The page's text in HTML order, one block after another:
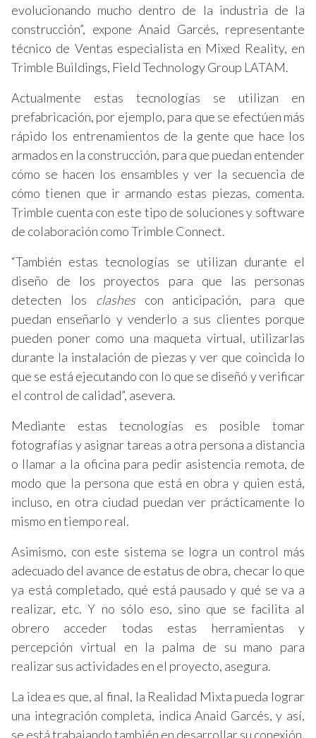
evolucionando mucho dentro de la industria de la
construcción”, expone Anaid Garcés, representante
técnico de Ventas especialista en Mixed Reality, en
Trimble Buildings, Field Technology Group LATAM.
Actualmente estas tecnologías se utilizan en
prefabricación, por ejemplo, para que se efectúen más
rápido los entrenamientos de la gente que hace los
armados en la construcción, para que puedan entender
cómo se hacen los ensambles y ver la secuencia de
cómo tienen que ir armando estas piezas, comenta.
Trimble cuenta con este tipo de soluciones y software
de colaboración como Trimble Connect.
“También estas tecnologías se utilizan durante el
diseño de los proyectos para que las personas
detecten los clashescon anticipación, para que
puedan enseñarlo y venderlo a sus clientes porque
pueden poner como una maqueta virtual, utilizarlas
durante la instalación de piezas y ver que coincida lo
que se está ejecutando con lo que se diseñó y verificar
el control de calidad”, asevera.
Mediante estas tecnologías es posible tomar
fotografías y asignar tareas a otra persona a distancia
o llamar a la oficina para pedir asistencia remota, de
modo que la persona que está en obra y quien está,
incluso, en otra ciudad puedan ver prácticamente lo
mismo en tiempo real.
Asimismo, con este sistema se logra un control más
adecuado del avance de estatus de obra, checar lo que
ya está completado, qué está pausado y qué se va a
realizar, etc. Y no sólo eso, sino que se facilita al
obrero acceder todas estas herramientas y
percepción virtual en la palma de su mano para
realizar sus actividades en el proyecto, asegura.
La idea es que, al final, la Realidad Mixta pueda lograr
una integración completa, indica Anaid Garcés, y así,
se está trabajando también en desarrollar su conexión,